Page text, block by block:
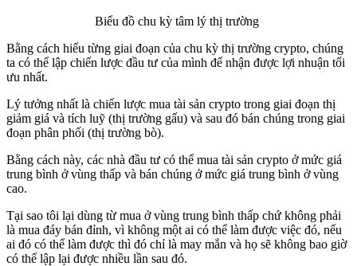
Biểu đồ chu kỳ tâm lý thị trường
Bằng cách hiểu từng giai đoạn của chu kỳ thị trường crypto, chúng
ta có thể lập chiến lược đầu tư của mình để nhận được lợi nhuận tối
ưu nhất.
Lý tưởng nhất là chiến lược mua tài sản crypto trong giai đoạn thị
giảm giá và tích luỹ (thị trường gấu) và sau đó bán chúng trong giai
đoạn phân phối (thị trường bò).
Bằng cách này, các nhà đầu tư có thể mua tài sản crypto ở mức giá
trung bình ở vùng thấp và bán chúng ở mức giá trung bình ở vùng
cao.
Tại sao tôi lại dùng từ mua ở vùng trung bình thấp chứ không phải
là mua đáy bán đỉnh, vì không một ai có thể làm được việc đó, nếu
ai đó có thể làm được thì đó chỉ là may mắn và họ sẽ không bao giờ
có thể lập lại được nhiều lần sau đó.